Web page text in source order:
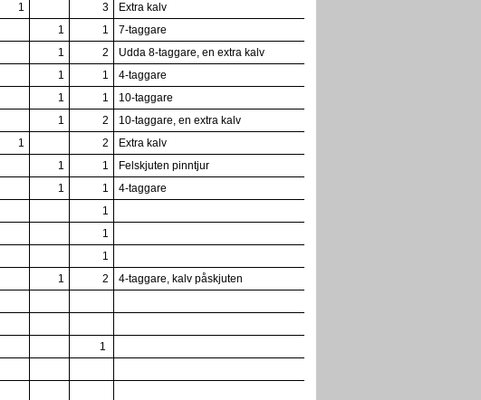
1 3
Extra kalv
1 1
7-taggare
1 2
Udda 8-taggare, en extra kalv
1 1
4-taggare
1 1
10-taggare
1 2
10-taggare, en extra kalv
1 2
Extra kalv
1 1
Felskjuten pinntjur
1 1
4-taggare
1
1
1
1 2 4-taggare, kalv påskjuten
1